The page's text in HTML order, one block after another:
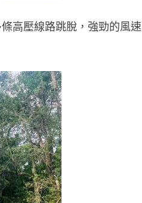
高壓線路跳脫，強勁的風